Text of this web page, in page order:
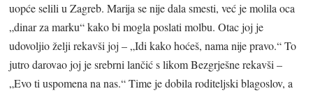
uopće selili u Zagreb. Marija se nije dala smesti, već je molila oca
„dinar za marku“ kako bi mogla poslati molbu. Otac joj je
udovoljio želji rekavši joj – „Idi kako hoćeš, nama nije pravo.“ To
jutro darovao joj je srebrni lančić s likom Bezgrješne rekavši –
„Evo ti uspomena na nas.“ Time je dobila roditeljski blagoslov, a